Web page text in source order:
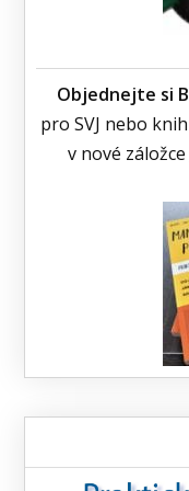
Objednejte si
pro SVJ nebo
v nové záložce